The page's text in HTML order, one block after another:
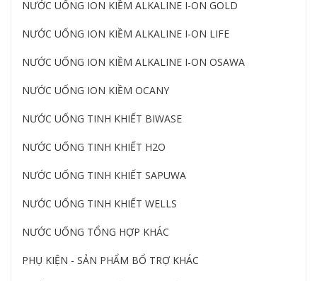
NƯỚC UỐNG ION KIỀM ALKALINE I-ON GOLD
NƯỚC UỐNG ION KIỀM ALKALINE I-ON LIFE
NƯỚC UỐNG ION KIỀM ALKALINE I-ON OSAWA
NƯỚC UỐNG ION KIỀM OCANY
NƯỚC UỐNG TINH KHIẾT BIWASE
NƯỚC UỐNG TINH KHIẾT H2O
NƯỚC UỐNG TINH KHIẾT SAPUWA
NƯỚC UỐNG TINH KHIẾT WELLS
NƯỚC UỐNG TỔNG HỢP KHÁC
PHỤ KIỆN - SẢN PHẨM BỔ TRỢ KHÁC